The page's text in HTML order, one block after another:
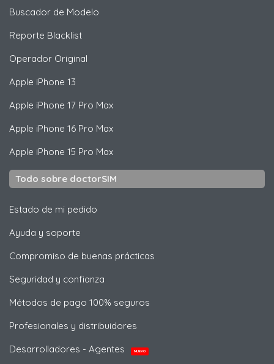
Buscador de Modelo
Reporte Blacklist
Operador Original
Apple iPhone 13
Apple iPhone 17 Pro Max
Apple iPhone 16 Pro Max
Apple iPhone 15 Pro Max
Todo sobre doctorSIM
Estado de mi pedido
Ayuda y soporte
Compromiso de buenas prácticas
Seguridad y confianza
Métodos de pago 100% seguros
Profesionales y distribuidores
Desarrolladores - Agentes
NUEVO